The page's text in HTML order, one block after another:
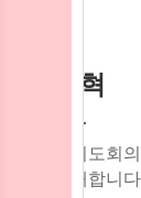
연혁
경기도회
소개합니